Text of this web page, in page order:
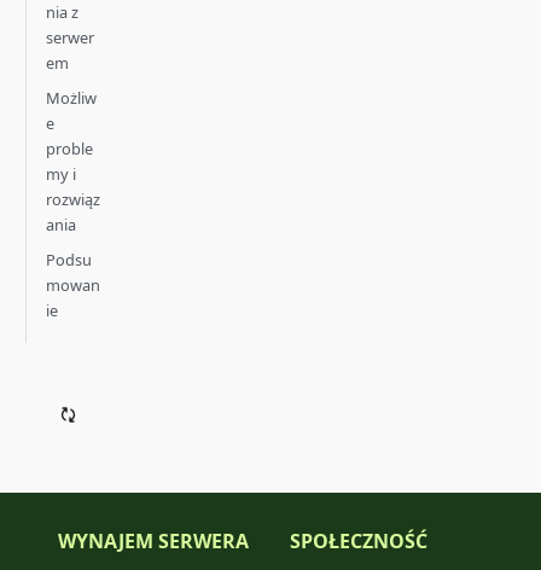
nia z
serwer
em
Możliw
e
proble
my i
rozwiąz
ania
Podsu
mowan
ie
WYNAJEM SERWERA
SPOŁECZNOŚĆ